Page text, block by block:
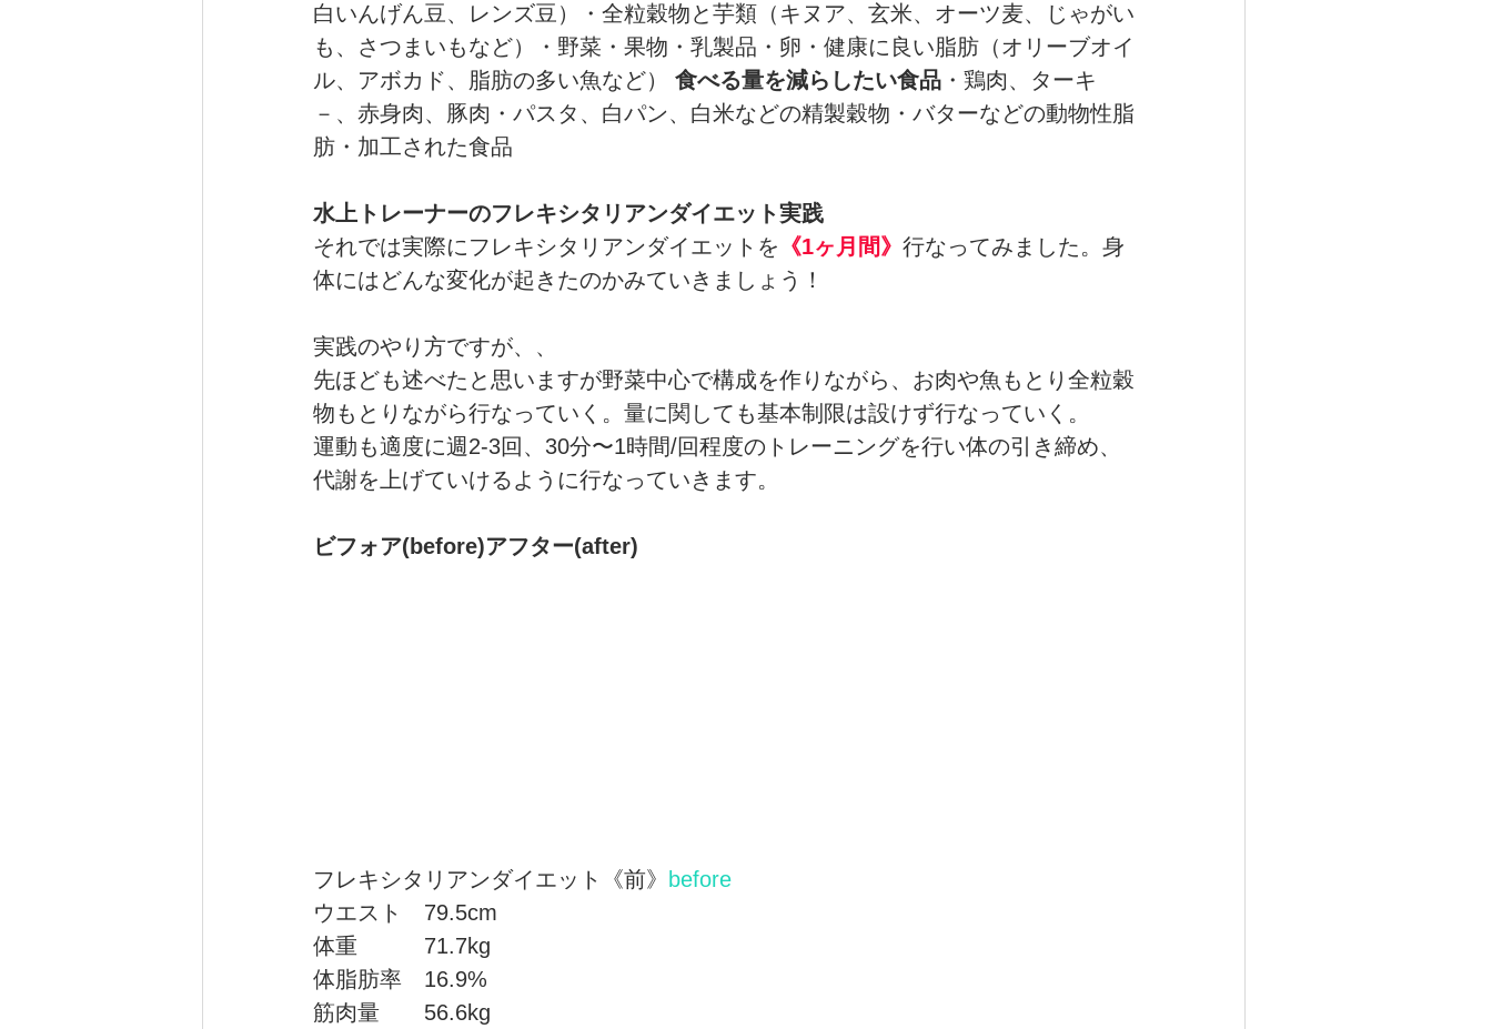
白いんげん豆、レンズ豆）・全粒穀物と芋類（キヌア、玄米、オーツ麦、じゃがい
も、さつまいもなど）・野菜・果物・乳製品・卵・健康に良い脂肪（オリーブオイ
ル、アボカド、脂肪の多い魚など） 食べる量を減らしたい食品 ・鶏肉、ターキ
－、赤身肉、豚肉・パスタ、白パン、白米などの精製穀物・バターなどの動物性脂
肪・加工された食品
水上トレーナーのフレキシタリアンダイエット実践
それでは実際にフレキシタリアンダイエットを 《1ヶ月間》 行なってみました。身
体にはどんな変化が起きたのかみていきましょう！
実践のやり方ですが、、
先ほども述べたと思いますが野菜中心で構成を作りながら、お肉や魚もとり全粒穀
物もとりながら行なっていく。量に関しても基本制限は設けず行なっていく。
運動も適度に週2-3回、30分〜1時間/回程度のトレーニングを行い体の引き締め、
代謝を上げていけるように行なっていきます。
ビフォア(before)アフター(after)
フレキシタリアンダイエット《前》
before
ウエスト　79.5cm
体重　　　71.7kg
体脂肪率　16.9%
筋肉量　　56.6kg